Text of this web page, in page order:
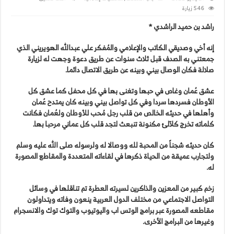
546 زيارة
راشد بن حميد الراشدي *
إنه أخي وصديقي الكاتب والإعلامي والمُفكر علي عبدالله الهويريني الذي
جمعتني به الصدف قبل ثلاث سنوات عن طريق دعوة وجهت له لزيارة
صلالة فكان الوصال بيني وبينه عن طريق الاتصال دائما.
عشق عُمان وغاص في حبها وتغنى بها في كل محفل كما عشق كل
الأوطان فسردها سردا وفي كل تواصل بيني وبينه كان يمتدح عُمان
وأهلها في حديثه الخالص من قلب رجل مُحب للأوطان ولعُمان فكانت
كلماته تخرج كلآلئ مكنونة تنبعث لتجد قلب كل عماني مرحبا بها.
كان حديثه شجناً من المحبة لله ووصالا له ولرسوله صلى الله عليه وسلم
ولتجارب عميقة من الحياة ذكرها في لقاءاته المتعددة والمقاطع المصورة
له.
زخم كبير من المعزين والذاكرين لسيرته العطرة تم تناقلها في وسائل
التواصل الاجتماعي من مختلف الدول العربية ينعون وفاته ويتداولون
مقاطعه المصورة عبر برامج الوتس اب واليوتيوب والتوك توك والانسجرام
وغيرها من البرامج الأخرى.